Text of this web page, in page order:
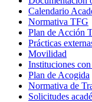
Calendario
Normativa TFG
Plan de Acción
Prácticas
Movilidad
Instituciones
Plan de Acogida
Normativa de
Solicitudes